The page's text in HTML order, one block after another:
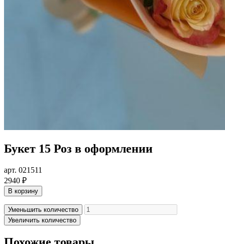
Букет 15 Роз в оформлении
арт. 021511
2940 ₽
В корзину
Уменьшить количество
Увеличить количество